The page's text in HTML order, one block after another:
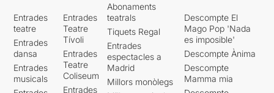
Entrades
teatre
Entrades
dansa
Entrades
musicals
Entrades
Teatre
Tívoli
Entrades
Teatre
Coliseum
Entrades
Abonaments
teatrals
Tiquets Regal
Entrades
espectacles a
Madrid
Millors monòlegs
Descompte El
Mago Pop 'Nada
es imposible'
Descompte Ànima
Descompte
Mamma mia